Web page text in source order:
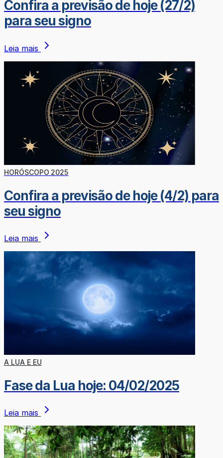
Confira a previsão de hoje (27/2)
para seu signo
Leia mais
HORÓSCOPO 2025
Confira a previsão de hoje (4/2) para
seu signo
Leia mais
A LUA E EU
Fase da Lua hoje: 04/02/2025
Leia mais